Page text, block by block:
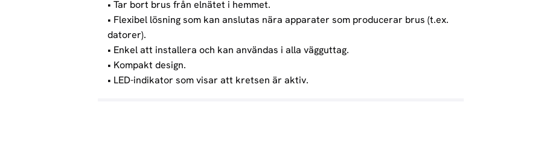
• Tar bort brus från elnätet i hemmet.
• Flexibel lösning som kan anslutas nära apparater som producerar brus (t.ex.
datorer).
• Enkel att installera och kan användas i alla vägguttag.
• Kompakt design.
• LED-indikator som visar att kretsen är aktiv.